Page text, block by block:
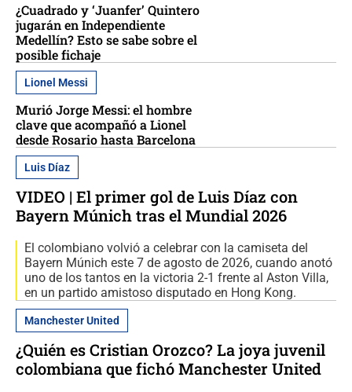
¿Cuadrado y ‘Juanfer’ Quintero
jugarán en Independiente
Medellín? Esto se sabe sobre el
posible fichaje
Lionel Messi
Murió Jorge Messi: el hombre
clave que acompañó a Lionel
desde Rosario hasta Barcelona
Luis Díaz
VIDEO | El primer gol de Luis Díaz con
Bayern Múnich tras el Mundial 2026
El colombiano volvió a celebrar con la camiseta del
Bayern Múnich este 7 de agosto de 2026, cuando anotó
uno de los tantos en la victoria 2-1 frente al Aston Villa,
en un partido amistoso disputado en Hong Kong.
Manchester United
¿Quién es Cristian Orozco? La joya juvenil
colombiana que fichó Manchester United